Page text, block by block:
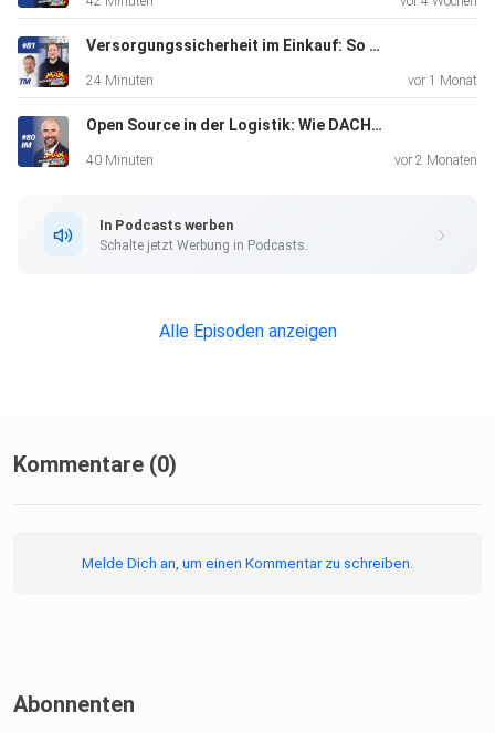
effizienter machen kann. Außerdem geht es um reale
Entwicklungsprozesse, Pilotprojekte, Wirtschaftlichkeit
Herausforderungen auf dem Weg zur Serienreife. Eine
spannende Folge
Versorgungssicherheit im Einkauf: So funktioniert moderne Bestandsplanung
24 Minuten vor 1 Monat
Open Source in der Logistik: Wie DACHSER Innovation greifbar macht
40 Minuten vor 2 Monaten
In Podcasts werben
Schalte jetzt Werbung in Podcasts.
Alle Episoden anzeigen
Kommentare (0)
Melde Dich an, um einen Kommentar zu schreiben.
Abonnenten